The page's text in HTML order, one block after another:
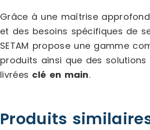
Grâce à une maîtrise
et des besoins spécifiques de
SETAM propose une gamme
produits ainsi que des solutions
livrées clé en main.
Produits